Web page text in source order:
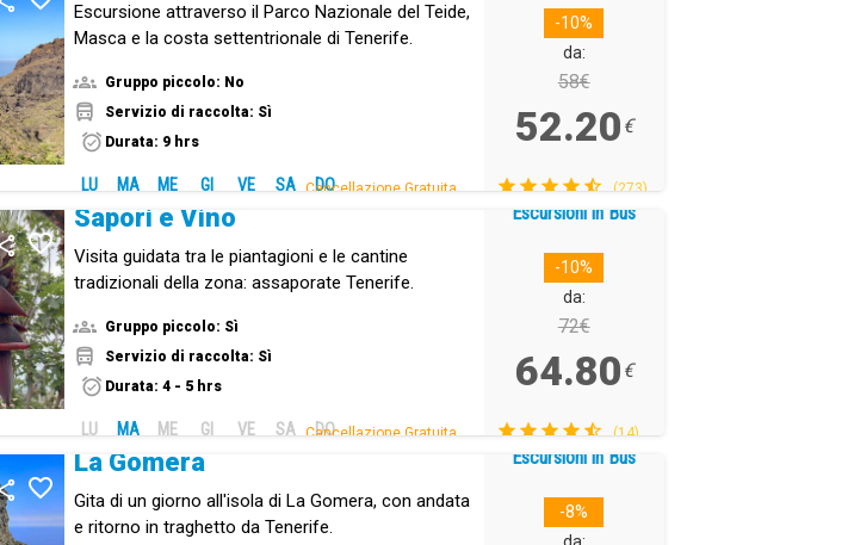
Escursione attraverso il Parco Nazionale del Teide,
Masca e la costa settentrionale di Tenerife.
Gruppo piccolo: No
Servizio di raccolta: Sì
Durata: 9 hrs
LU MA ME GI VE SA DO
Cancellazione Gratuita.
-10%
da:
58€
52.20 €
(273)
Sapori e Vino
Visita guidata tra le piantagioni e le cantine
tradizionali della zona: assaporate Tenerife.
Gruppo piccolo: Sì
Servizio di raccolta: Sì
Durata: 4 - 5 hrs
LU MA ME GI VE SA DO
Cancellazione Gratuita.
Escursioni in Bus
-10%
da:
72€
64.80 €
(14)
La Gomera
Gita di un giorno all'isola di La Gomera, con andata
e ritorno in traghetto da Tenerife.
Escursioni in Bus
-8%
da: